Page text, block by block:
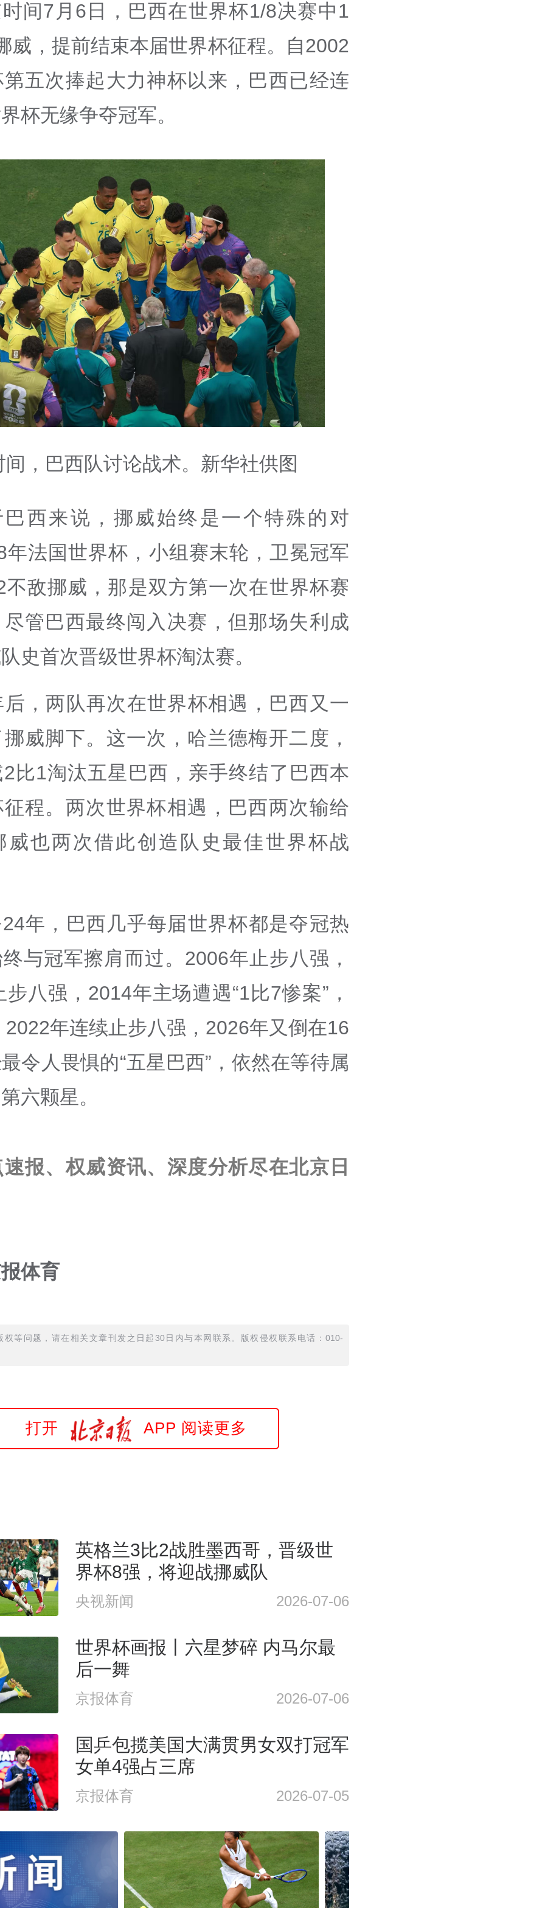
间7月6日，巴西在世界杯1/8决赛中1
威，提前结束本届世界杯征程。自2002
五次捧起大力神杯以来，巴西已经连
杯无缘争夺冠军。
间，巴西队讨论战术。新华社供图
巴西来说，挪威始终是一个特殊的对
年法国世界杯，小组赛末轮，卫冕冠军
不敌挪威，那是双方第一次在世界杯赛
管巴西最终闯入决赛，但那场失利成
史首次晋级世界杯淘汰赛。
后，两队再次在世界杯相遇，巴西又一
威脚下。这一次，哈兰德梅开二度，
比1淘汰五星巴西，亲手终结了巴西本
程。两次世界杯相遇，巴西两次输给
威也两次借此创造队史最佳世界杯战
年，巴西几乎每届世界杯都是夺冠热
与冠军擦肩而过。2006年止步八强，
八强，2014年主场遭遇“1比7惨案”，
年连续止步八强，2026年又倒在16
令人畏惧的“五星巴西”，依然在等待属
六颗星。
报、权威资讯、深度分析尽在北京日
体育
权等问题，请在相关文章刊发之日起30日内与本网联系。版权侵权联系电话：010-
打开 APP 阅读更多
英格兰3比2战胜墨西哥，晋级世
界杯8强，将迎战挪威队
央视新闻 2026-07-06
世界杯画报丨六星梦碎 内马尔最
后一舞
京报体育 2026-07-06
国乒包揽美国大满贯男女双打冠军
女单4强占三席
京报体育 2026-07-05